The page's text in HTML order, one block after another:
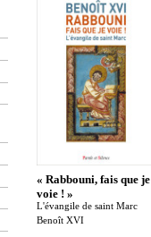
« Rabbouni, fais que je
voie ! »
L'évangile de saint Marc
Benoît XVI